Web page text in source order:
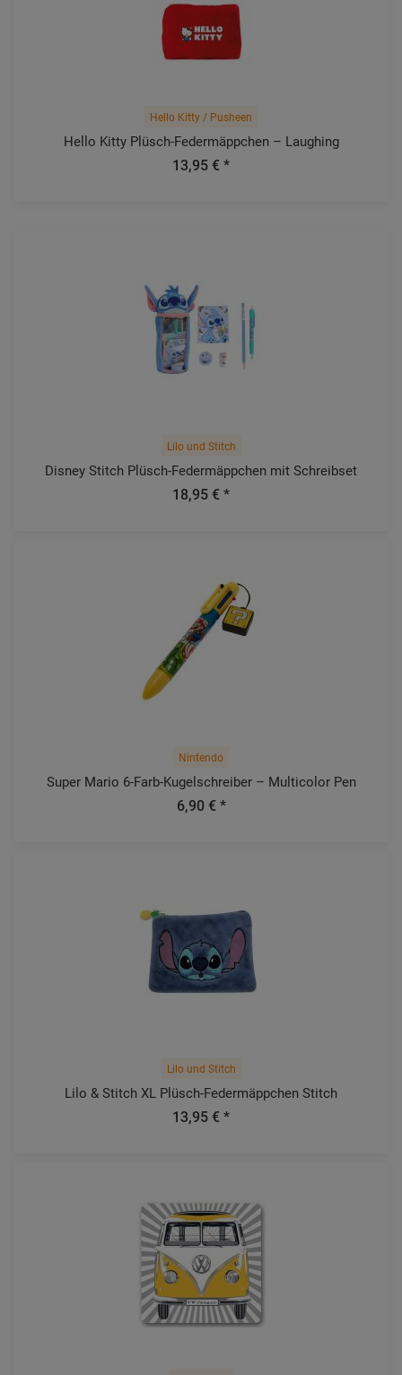
Hello Kitty / Pusheen
Hello Kitty Plüsch-Federmäppchen – Laughing
13,95 € *
Lilo und Stitch
Disney Stitch Plüsch-Federmäppchen mit Schreibset
18,95 € *
Nintendo
Super Mario 6-Farb-Kugelschreiber – Multicolor Pen
6,90 € *
Lilo und Stitch
Lilo & Stitch XL Plüsch-Federmäppchen Stitch
13,95 € *